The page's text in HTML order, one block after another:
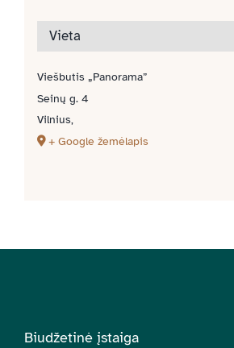
Vieta
Viešbutis „Panorama”
Seinų g. 4
Vilnius,
+ Google žemėlapis
Biudžetinė įstaiga